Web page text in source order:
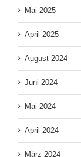
Mai 2025
April 2025
August 2024
Juni 2024
Mai 2024
April 2024
März 2024